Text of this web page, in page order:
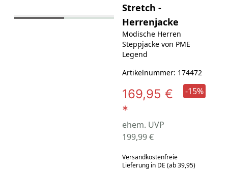
Stretch -
Herrenjacke
Modische Herren
Steppjacke von PME
Legend
Artikelnummer: 174472
169,95 €
*
ehem. UVP
199,99 €
-15%
Versandkostenfreie
Lieferung in DE (ab 39,95)